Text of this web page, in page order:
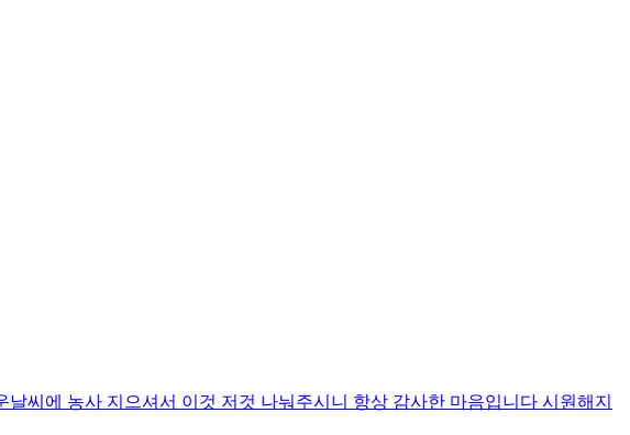
씨에 농사 지으셔서 이것 저것 나눠주시니 항상 감사한 마음입니다 시원해지